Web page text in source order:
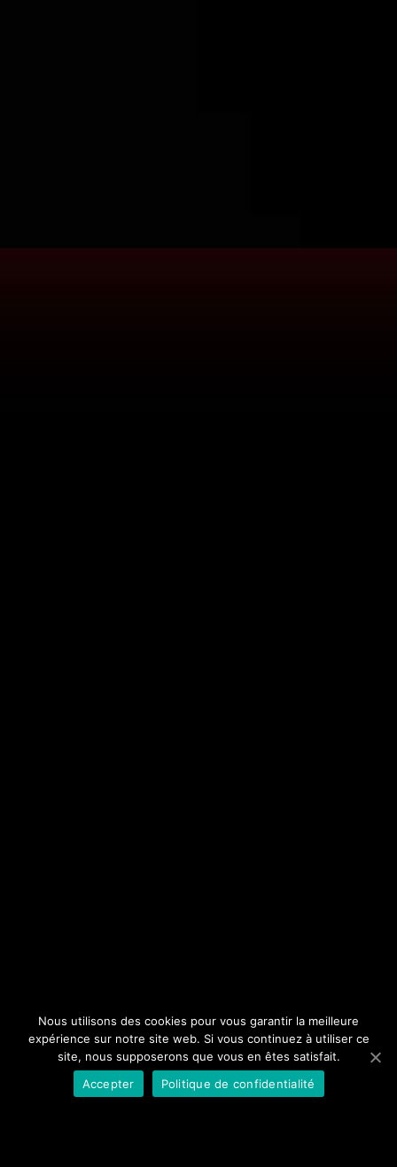
Nous utilisons des cookies pour vous garantir la meilleure
expérience sur notre site web. Si vous continuez à utiliser ce
site, nous supposerons que vous en êtes satisfait.
Accepter
Politique de confidentialité